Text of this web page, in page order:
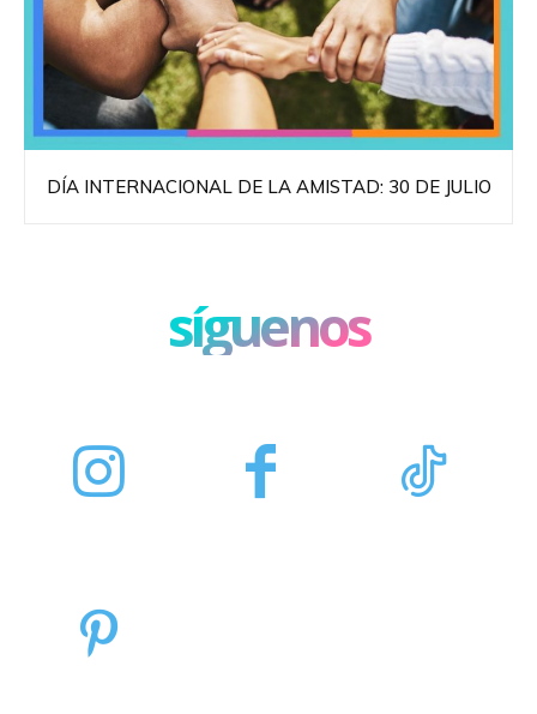
DÍA INTERNACIONAL DE LA AMISTAD: 30 DE JULIO
síguenos